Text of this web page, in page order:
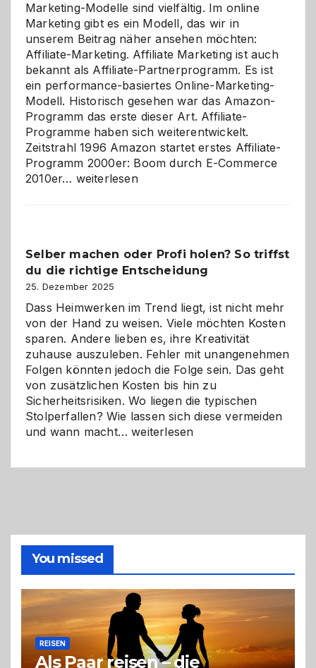
Marketing-Modelle sind vielfältig. Im online
Marketing gibt es ein Modell, das wir in
unserem Beitrag näher ansehen möchten:
Affiliate-Marketing. Affiliate Marketing ist auch
bekannt als Affiliate-Partnerprogramm. Es ist
ein performance-basiertes Online-Marketing-
Modell. Historisch gesehen war das Amazon-
Programm das erste dieser Art. Affiliate-
Programme haben sich weiterentwickelt.
Zeitstrahl 1996 Amazon startet erstes Affiliate-
Programm 2000er: Boom durch E-Commerce
2010er… Affiliate-
Herausforderungen
und
Zukunft
weiterlesen
Selber machen oder Profi holen? So triffst
du die richtige Entscheidung
25. Dezember 2025
Dass Heimwerken im Trend liegt, ist nicht mehr
von der Hand zu weisen. Viele möchten Kosten
sparen. Andere lieben es, ihre Kreativität
zuhause auszuleben. Fehler mit unangenehmen
Folgen könnten jedoch die Folge sein. Das geht
von zusätzlichen Kosten bis hin zu
Sicherheitsrisiken. Wo liegen die typischen
Stolperfallen? Wie lassen sich diese vermeiden
und wann macht…Selber
richtige
Entscheidung
weiterlesen
You missed
REISEN
Als Paar reisen – die